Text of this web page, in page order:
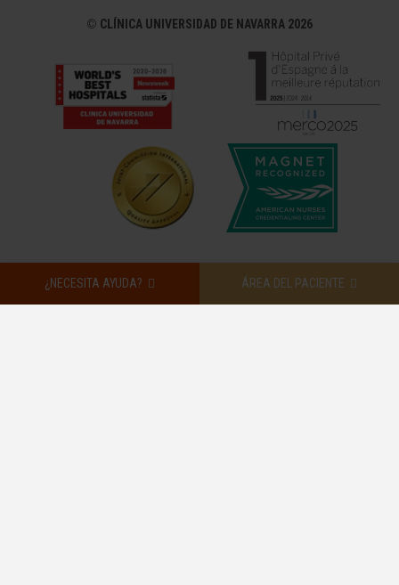
¿NECESITA AYUDA? ÁREA DEL PACIENTE
© CLÍNICA UNIVERSIDAD DE NAVARRA 2026